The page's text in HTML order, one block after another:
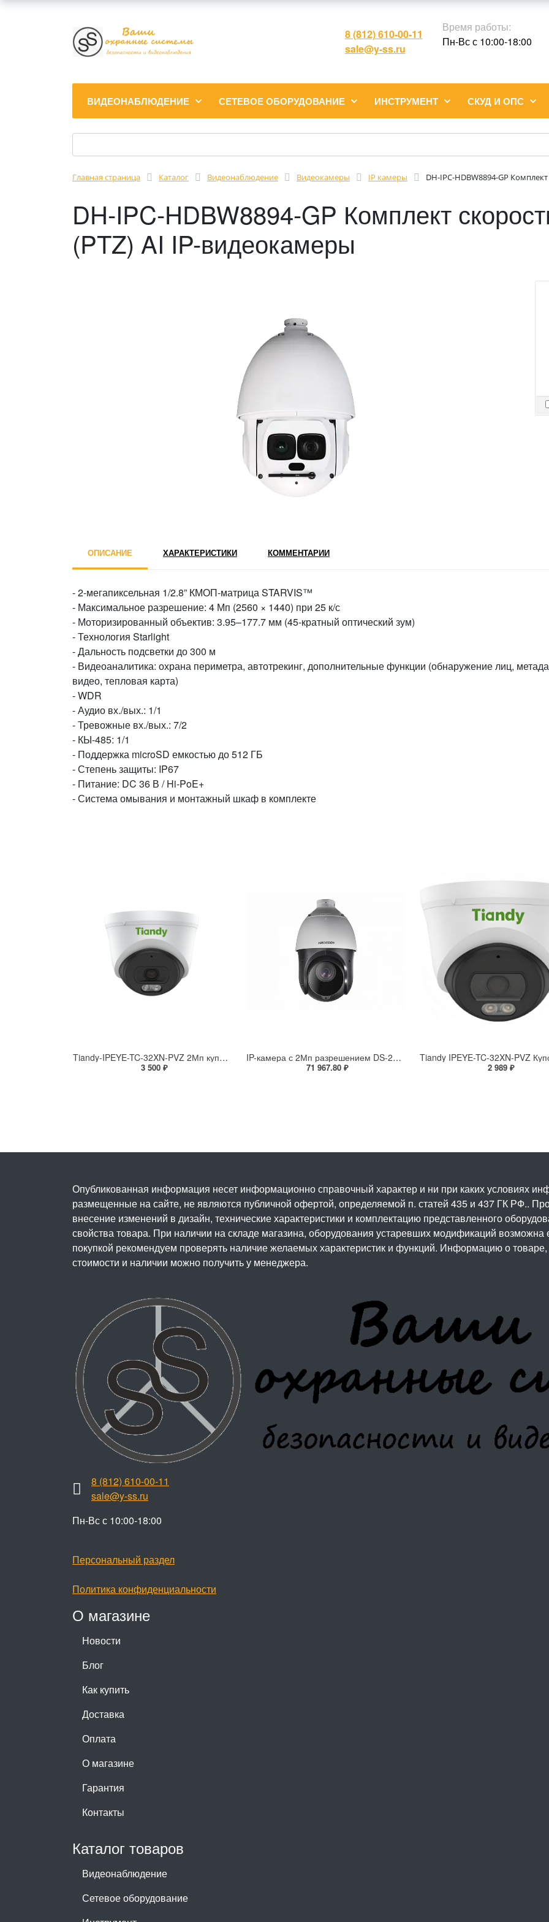
8 (812) 610-00-11
sale@y-ss.ru
Время работы:
Пн-Вс с 10:00-18:00
ВИДЕОНАБЛЮДЕНИЕ СЕТЕВОЕ ОБОРУДОВАНИЕ ИНСТРУМЕНТ СКУД И ОПС
Главная страница Каталог Видеонаблюдение Видеокамеры IP камеры DH-IPC-HDBW8894-GP
DH-IPC-HDBW8894-GP Комплект
(PTZ) AI IP-видеокамеры
ОПИСАНИЕ ХАРАКТЕРИСТИКИ КОММЕНТАРИИ
- 2-мегапиксельная 1/2.8” КМОП-матрица STARVIS™
- Максимальное разрешение: 4 Мп (2560 × 1440) при 25 к/с
- Моторизированный объектив: 3.95–177.7 мм (45-кратный оптический зум)
- Технология Starlight
- Дальность подсветки до 300 м
- Видеоаналитика: охрана периметра, автотрекинг, дополнительные функции (обнаружение лиц,
видео, тепловая карта)
- WDR
- Аудио вх./вых.: 1/1
- Тревожные вх./вых.: 7/2
- КЫ-485: 1/1
- Поддержка microSD емкостью до 512 ГБ
- Степень защиты: IP67
- Питание: DC 36 В / Hi-PoE+
- Система омывания и монтажный шкаф в комплекте
Tiandy-IPEYE-TC-32XN-PVZ 2Мп купольная «турель» IP камера с фиксированным объективом, серия SPARK со встроенным агентом IPEYE для ПВЗ
3 500 ₽
IP-камера с 2Мп разрешением DS-2DE4225IW-DE(S5)
71 967.80 ₽ 2 989 ₽
О магазине
Новости
Блог
Как купить
Доставка
Оплата
О магазине
Гарантия
Контакты
Каталог товаров
Видеонаблюдение
Сетевое оборудование
8 (812) 610-00-11
sale@y-ss.ru
Пн-Вс с 10:00-18:00
Персональный раздел
Политика конфиденциальности
Опубликованная информация несет информационно справочный характер и ни при каких условиях
размещенные на сайте, не являются публичной офертой, определяемой п. статей 435 и 437 ГК РФ..
внесение изменений в дизайн, технические характеристики и комплектацию представленного
свойства товара. При наличии на складе магазина, оборудования устаревших модификаций
покупкой рекомендуем проверять наличие желаемых характеристик и функций. Информацию о товаре,
стоимости и наличии можно получить у менеджера.